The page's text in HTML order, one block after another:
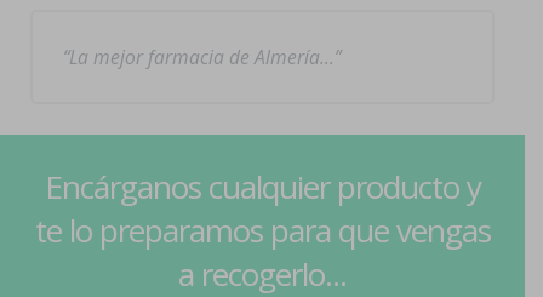
La mejor farmacia de Almería…
Encárganos cualquier producto y
te lo preparamos para que vengas
a recogerlo...